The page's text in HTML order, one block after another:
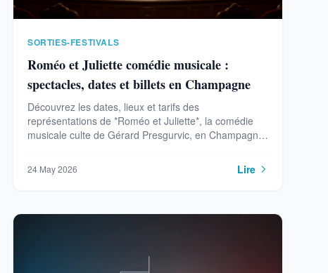
SORTIES-FESTIVALS
Roméo et Juliette comédie musicale :
spectacles, dates et billets en Champagne
Découvrez les dates, lieux et tarifs des
représentations de *Roméo et Juliette*, la comédie
musicale culte de Gérard Presgurvic, en Champagne
24 May 2026 Lire